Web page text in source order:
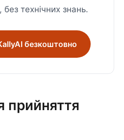
технічних знань.
безкоштовно
прийняття